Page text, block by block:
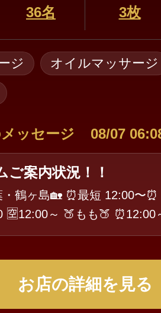
36名 3枚
ジ
オイルマッサージ
ッセージ 08/07
ご案内状況！！
ヶ島🏡 ⏰最短 12:00〜⏰️ 🪼まりん🪼
⏰12:00～18:00 🈳1
〜16:20 🈳16:40～ 🙇‍♂️19:00
お店の詳細を見る